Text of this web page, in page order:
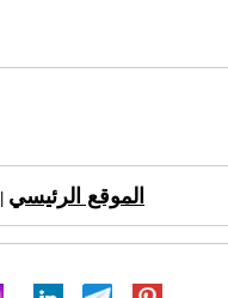
الموقع الرئيسي